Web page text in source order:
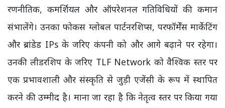
रणनीतिक, कमर्शियल और ऑपरेशनल गतिविधियों की कमान
संभालेंगे। उनका फोकस ग्लोबल पार्टनरशिप्स, परफॉर्मेंस मार्केटिंग
और ब्रांडेड IPs के जरिए कंपनी को और आगे बढ़ाने पर रहेगा।
उनकी लीडरशिप के जरिए TLF Network को वैश्विक स्तर पर
एक प्रभावशाली और संस्कृति से जुड़ी एजेंसी के रूप में स्थापित
करने की उम्मीद है। माना जा रहा है कि नेतृत्व स्तर पर किया गया